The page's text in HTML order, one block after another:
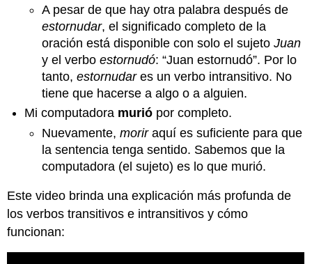
A pesar de que hay otra palabra después de
estornudar, el significado completo de la
oración está disponible con solo el sujeto Juan
y el verbo estornudó: “Juan estornudó”. Por lo
tanto, estornudares un verbo intransitivo. No
tiene que hacerse a algo o a alguien.
Mi computadora murió por completo.
Nuevamente, moriraquí es suficiente para que
la sentencia tenga sentido. Sabemos que la
computadora (el sujeto) es lo que murió.
Este video brinda una explicación más profunda de
los verbos transitivos e intransitivos y cómo
funcionan: